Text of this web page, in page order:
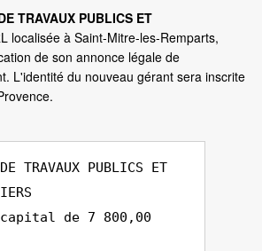
TRAVAUX PUBLICS ET
localisée à Saint-Mitre-les-Remparts,
de son annonce légale de
L'identité du nouveau gérant sera inscrite
TRAVAUX PUBLICS ET
capital de 7 800,00